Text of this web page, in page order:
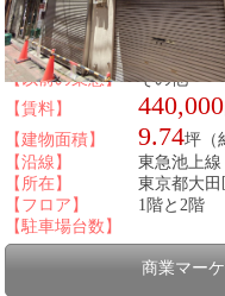
図面番号：434763
【以前の業態】
その他
【賃料】
440,000
【建物面積】
9.74坪（
【沿線】
東急池上
【所在】
東京都大田
【フロア】
1階と2階
【駐車場台数】
商業マー